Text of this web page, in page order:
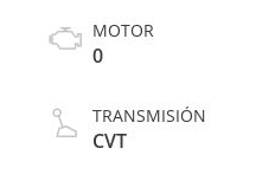
MOTOR
0
TRANSMISIÓN
CVT